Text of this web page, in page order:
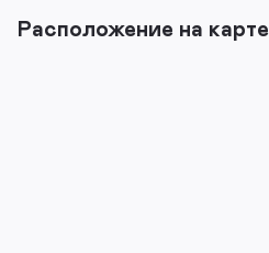
Расположение на карте